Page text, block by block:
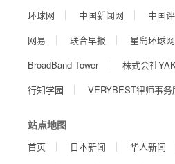
环球网
中国新闻网 中国
网易
联合早报
星岛环球网
BroadBand Tower
株式会社
行知学园
VERYBEST律师事务
站点地图
首页 日本新闻 华人新闻